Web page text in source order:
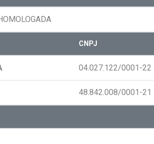
CNPJ
04.027.122/0001-22
48.842.008/0001-21